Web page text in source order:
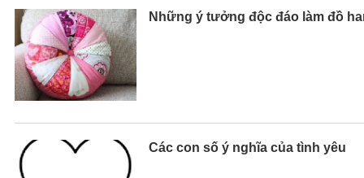
Những ý tưởng độc đáo làm đồ
Các con số ý nghĩa của tình yêu